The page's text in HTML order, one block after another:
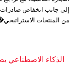
من المنتجات
الذكاء الاصطناعي